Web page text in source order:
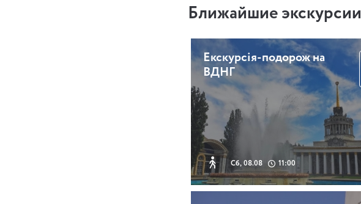
Ближайшие экскурсии
Екскурсія-подорож на
ВДНГ
Сб, 08.08 11:00